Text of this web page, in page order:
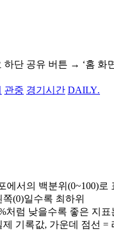
하단 공유 버튼 → ‘홈 화
관중 경기시간 DAILY.
서의 백분위(0~100)로
(0)일수록 최하위
처럼 낮을수록 좋은 지
기록값, 가운데 점선 =